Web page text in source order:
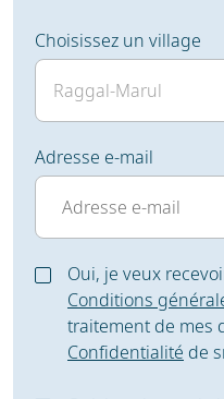
Choisissez un village
Adresse e-mail
Oui, je veux
Conditions
traitement de mes
Confidentialité de